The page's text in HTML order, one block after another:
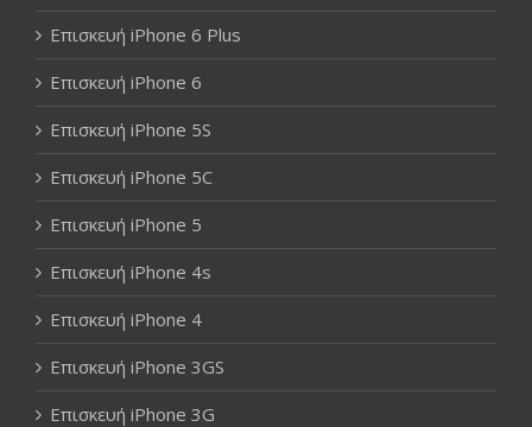
Επισκευή iPhone 6 Plus
Επισκευή iPhone 6
Επισκευή iPhone 5S
Επισκευή iPhone 5C
Επισκευή iPhone 5
Επισκευή iPhone 4s
Επισκευή iPhone 4
Επισκευή iPhone 3GS
Επισκευή iPhone 3G